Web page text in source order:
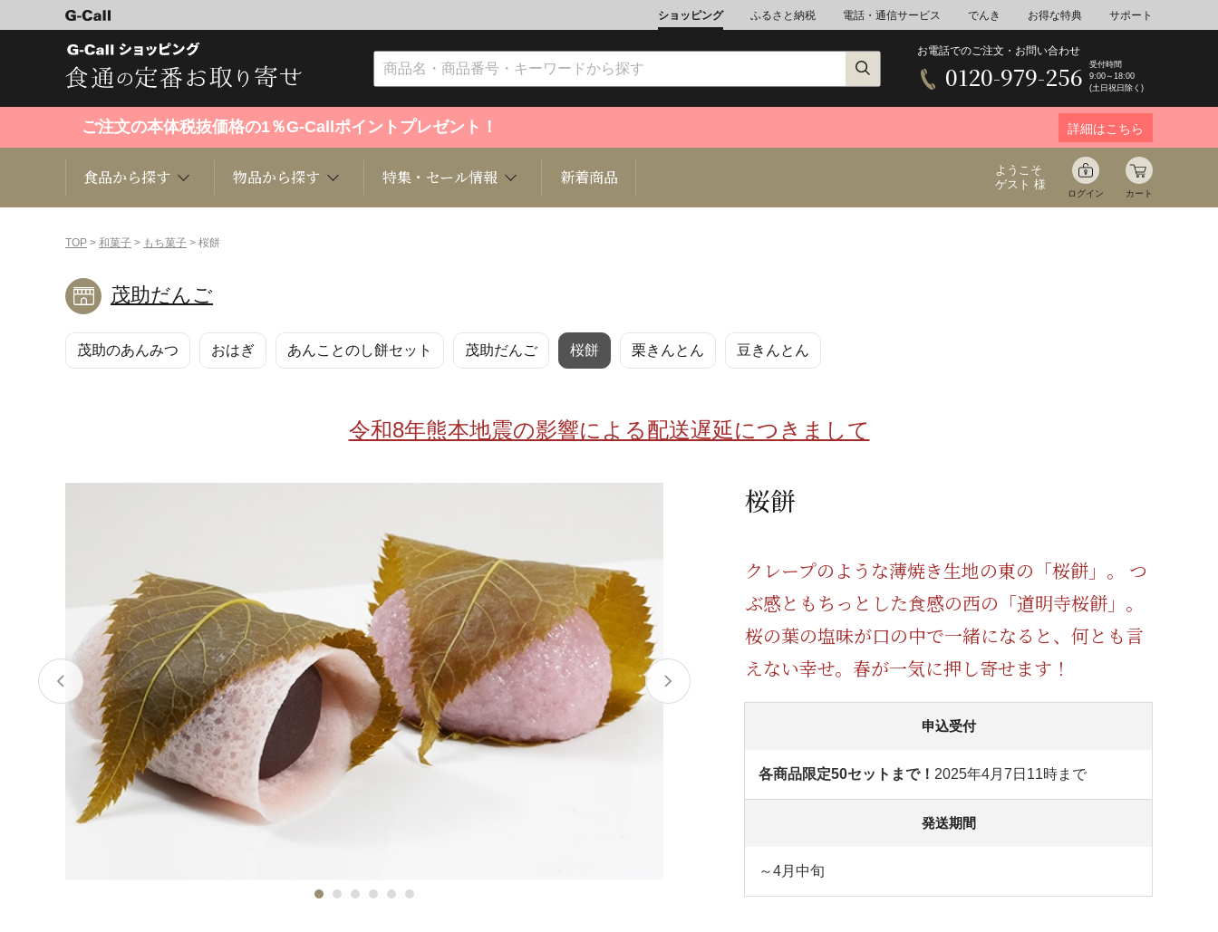
ショッピング ふるさと納税 電話・通信サービス でんき お得な特典 サポート
お電話でのご注文・お問い合わせ
0120-979-256
受付時間
9:00～18:00
(土日祝日除く)
ご注文の本体税抜価格の1％G-Callポイントプレゼント！ 詳細はこちら
食品から探す
くだもの
洋菓子 和菓子 総菜 麺類/つゆ
物品から探す
趣味・雑貨
キッチン用品 ファッション 定期購読雑誌 書籍
特集・セール情報 新着商品
ようこそ
ゲスト 様
ログイン カート
TOP > 和菓子 > もち菓子 > 桜餅
茂助だんご
茂助のあんみつ おはぎ あんことのし餅セット 茂助だんご 桜餅 栗きんとん 豆きんとん
令和8年熊本地震の影響による配送遅延につきまして
桜餅
クレープのような薄焼き生地の東の「桜餅」。 つ
ぶ感ともちっとした食感の西の「道明寺桜餅」。
桜の葉の塩味が口の中で一緒になると、何とも言
えない幸せ。春が一気に押し寄せます！
申込受付
各商品限定50セットまで！ 2025年4月7日11時まで
発送期間
～4月中旬